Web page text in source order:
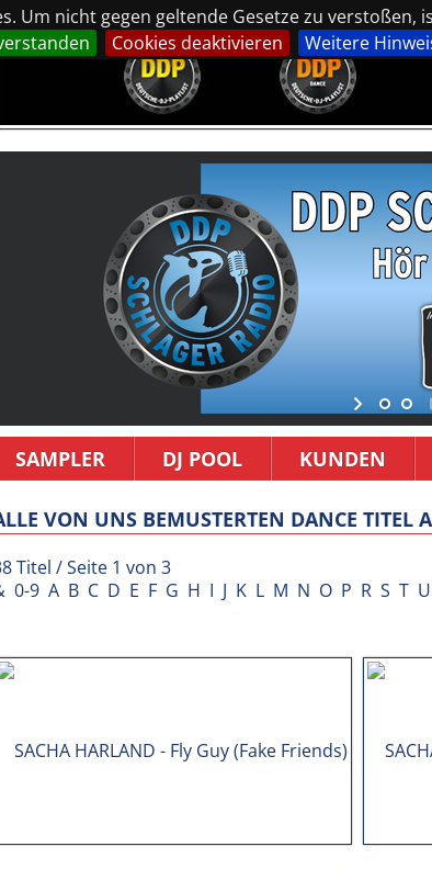
Um nicht gegen geltende Gesetze zu
Cookies deaktivieren Weitere
SAMPLER DJ POOL KUNDEN
VON UNS BEMUSTERTEN DANCE TITEL
Titel / Seite 1 von 3
0-9 A B C D E F G H I J K L M N O P R S T U